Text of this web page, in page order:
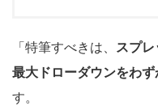
「特筆すべきは、 スプ
最大ドローダウンをわ
す。